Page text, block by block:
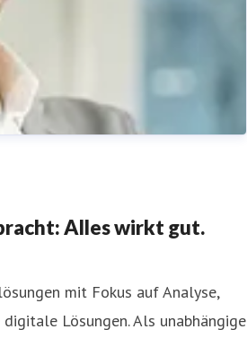
Alles wirkt gut.
mit Fokus auf Analyse,
Lösungen. Als unabhängige